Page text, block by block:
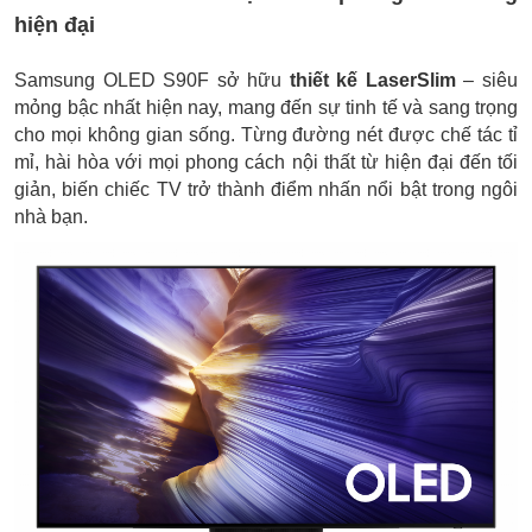
hiện đại
Samsung OLED S90F sở hữu thiết kế LaserSlim– siêu
mỏng bậc nhất hiện nay, mang đến sự tinh tế và sang trọng
cho mọi không gian sống. Từng đường nét được chế tác tỉ
mỉ, hài hòa với mọi phong cách nội thất từ hiện đại đến tối
giản, biến chiếc TV trở thành điểm nhấn nổi bật trong ngôi
nhà bạn.